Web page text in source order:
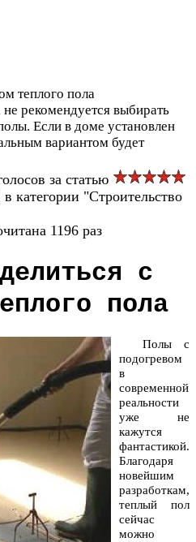
теплого пола
рекомендуется выбирать
Если в доме установлен
вариантом будет
за статью
категории "Строительство
1196 раз
с
пола
Полы с
подогревом
в
современной
реальности
уже не
кажутся
фантастикой.
Благодаря
новейшим
разработкам,
теплый пол
сейчас
можно